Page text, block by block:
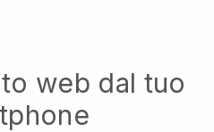
web dal tuo